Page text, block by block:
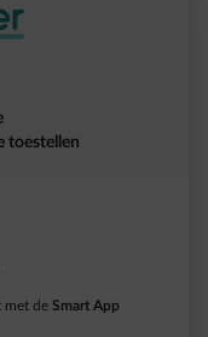
toestellen
met de Smart App​